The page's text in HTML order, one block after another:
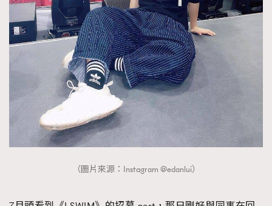
（圖片來源：Instagram @edanlui）